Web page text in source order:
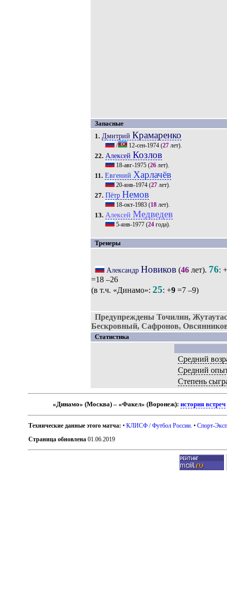
Запасные
1. Дмитрий Крамаренко
/ 12-сен-1974(27лет).
22. Алексей Козлов
18-авг-1975(26лет).
11. Евгений Харлачёв
20-янв-1974(27лет).
27. Пётр Немов
18-окт-1983(18лет).
13. Алексей Медведев
5-янв-1977(24года).
Тренеры
Александр Новиков(46лет). 76: +
=18 –26
(в т.ч. «Динамо»: 25: +9 =7 –9)
Предупреждены Точилин,
Бескровный, Сафронов,
Статистика
Средний
Средний
Степень
«Динамо» (Москва) – «Факел» (Воронеж):история встреч
Технические данные этого матча: •КЛИСФ / Футбол России . •Спорт-
Страница обновлена 01.06.2019